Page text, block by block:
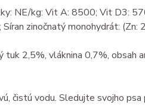
NE/kg: Vit A: 8500; Vit D3:
zinočnatý monohydrát:
tuk 2,5%, vláknina 0,7%, obsah
čistú vodu. Sledujte svojho psa